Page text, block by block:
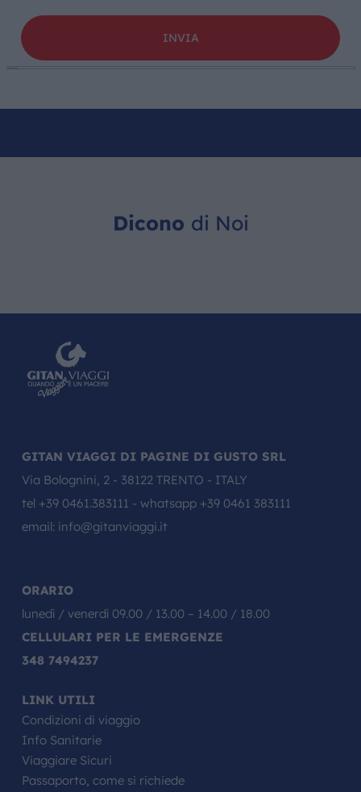
Dicono di Noi
GITAN VIAGGI DI PAGINE DI GUSTO SRL
Via Bolognini, 2 - 38122 TRENTO - ITALY
tel +39 0461.383111 - whatsapp +39 0461 383111
email: info@gitanviaggi.it
ORARIO
lunedì / venerdì 09.00 / 13.00 – 14.00 / 18.00
CELLULARI PER LE EMERGENZE
348 7494237
LINK UTILI
Condizioni di viaggio
Info Sanitarie
Viaggiare Sicuri
Passaporto, come si richiede